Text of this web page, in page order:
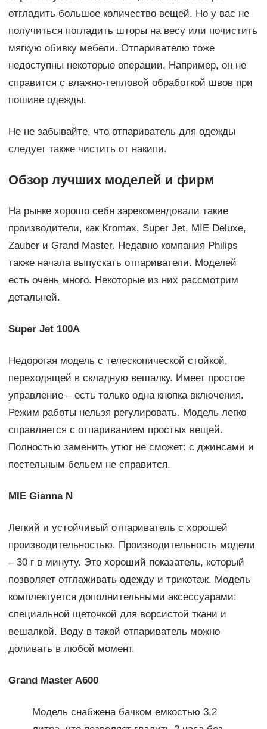
отгладить большое количество вещей. Но у вас не
получиться погладить шторы на весу или почистить
мягкую обивку мебели. Отпаривателю тоже
недоступны некоторые операции. Например, он не
справится с влажно-тепловой обработкой швов при
пошиве одежды.
Не не забывайте, что отпариватель для одежды
следует также чистить от накипи.
Обзор лучших моделей и фирм
На рынке хорошо себя зарекомендовали такие
производители, как Kromax, Super Jet, MIE Deluxe,
Zauber и Grand Master. Недавно компания Philips
также начала выпускать отпариватели. Моделей
есть очень много. Некоторые из них рассмотрим
детальней.
Super Jet 100A
Недорогая модель с телескопической стойкой,
переходящей в складную вешалку. Имеет простое
управление – есть только одна кнопка включения.
Режим работы нельзя регулировать. Модель легко
справляется с отпариванием простых вещей.
Полностью заменить утюг не сможет: с джинсами и
постельным бельем не справится.
MIE Gianna N
Легкий и устойчивый отпариватель с хорошей
производительностью. Производительность модели
– 30 г в минуту. Это хороший показатель, который
позволяет отглаживать одежду и трикотаж. Модель
комплектуется дополнительными аксессуарами:
специальной щеточкой для ворсистой ткани и
вешалкой. Воду в такой отпариватель можно
доливать в любой момент.
Grand Master A600
Модель снабжена бачком емкостью 3,2